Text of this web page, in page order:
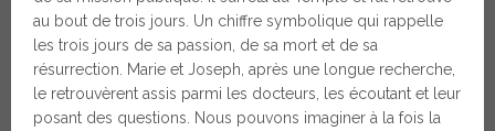
au bout de trois jours. Un chiffre symbolique qui rappelle
les trois jours de sa passion, de sa mort et de sa
résurrection. Marie et Joseph, après une longue recherche,
le retrouvèrent assis parmi les docteurs, les écoutant et leur
posant des questions. Nous pouvons imaginer à la fois la